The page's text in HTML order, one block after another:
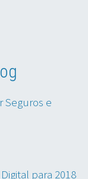
Seguros e
para 2018